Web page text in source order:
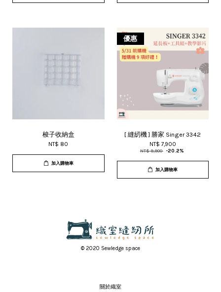
梭子收納盒
NT$ 80
加入購物車
優惠
[ 縫紉機 ] 勝家 Singer 3342
NT$ 7,900
NT$ 9,900 -20.2%
加入購物車
© 2020 Sewledge space
關於織室